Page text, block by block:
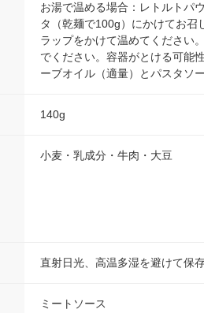
お湯で温める場合：レトルトパ
タ（乾麺で100g）にかけてお召
ラップをかけて温めてください
でください。容器がとける可能
ーブオイル（適量）とパスタソ
140g
小麦・乳成分・牛肉・大豆
直射日光、高温多湿を避けて保
ミートソース